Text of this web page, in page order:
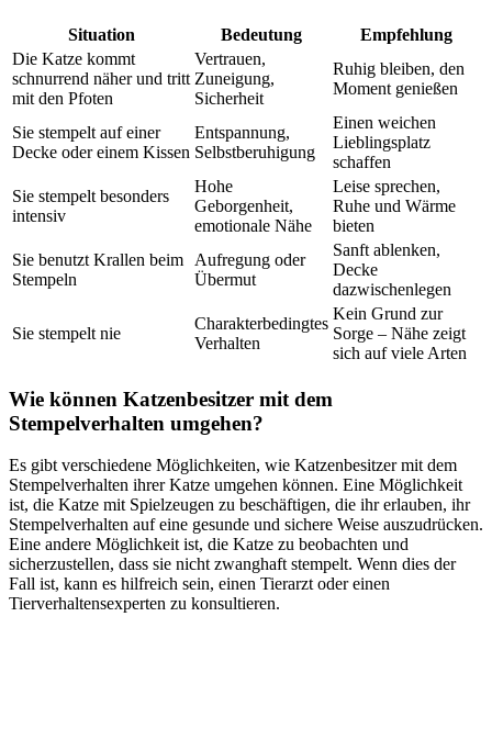
Situation Bedeutung
Empfehlung
Die Katze kommt
schnurrend näher und tritt
mit den Pfoten
Vertrauen,
Zuneigung,
Sicherheit
Ruhig bleiben, den
Moment genießen
Sie stempelt auf einer
Decke oder einem Kissen
Entspannung,
Selbstberuhigung
Einen weichen
Lieblingsplatz
schaffen
Sie stempelt besonders
intensiv
Hohe
Geborgenheit,
emotionale Nähe
Leise sprechen,
Ruhe und Wärme
bieten
Sie benutzt Krallen beim
Stempeln
Aufregung oder
Übermut
Sanft ablenken,
Decke
dazwischenlegen
Sie stempelt nie
Charakterbedingtes
Verhalten
Kein Grund zur
Sorge – Nähe zeigt
sich auf viele Arten
Wie können Katzenbesitzer mit dem
Stempelverhalten umgehen?
Es gibt verschiedene Möglichkeiten, wie Katzenbesitzer mit dem
Stempelverhalten ihrer Katze umgehen können. Eine Möglichkeit
ist, die Katze mit Spielzeugen zu beschäftigen, die ihr erlauben, ihr
Stempelverhalten auf eine gesunde und sichere Weise auszudrücken.
Eine andere Möglichkeit ist, die Katze zu beobachten und
sicherzustellen, dass sie nicht zwanghaft stempelt. Wenn dies der
Fall ist, kann es hilfreich sein, einen Tierarzt oder einen
Tierverhaltensexperten zu konsultieren.